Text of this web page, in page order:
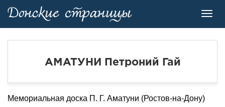
АМАТУНИ Петроний Гай
Мемориальная доска П. Г. Аматуни (Ростов-на-Дону)